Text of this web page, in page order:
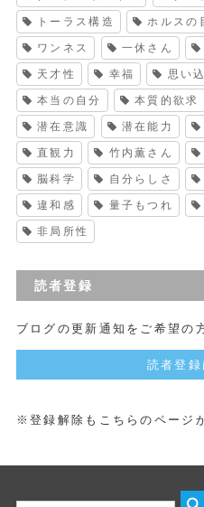
トーラス構造 ホルスの
ワンネス 一休さん
天才性 幸福 思い
本当の自分 本質的欲求
潜在意識 潜在能力
直観力 竹内薫さん
脳科学 自分らしさ
違和感 量子もつれ
非局所性
読者登録
ブログの更新通知をご希望の
読者登録
※登録解除もこちらのページ